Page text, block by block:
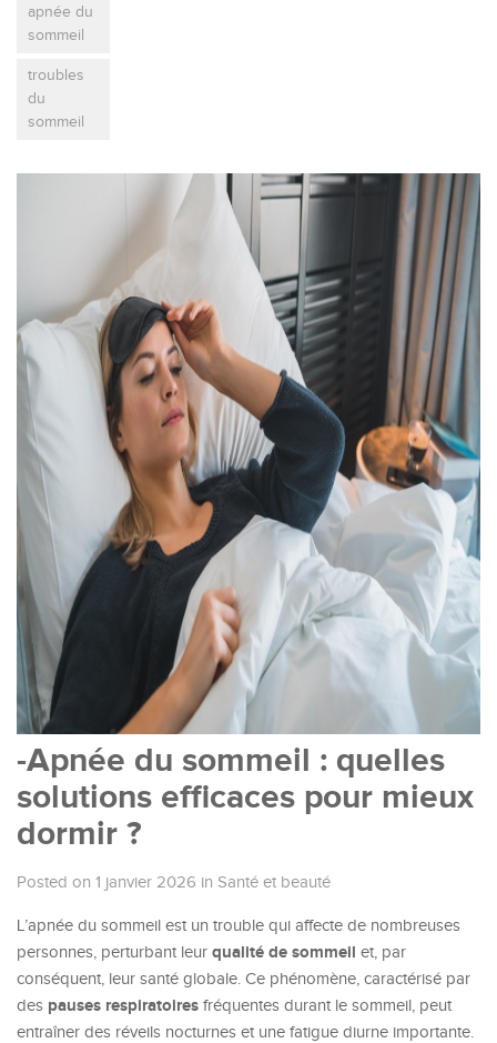
apnée du
sommeil
troubles
du
sommeil
-Apnée du sommeil : quelles
solutions efficaces pour mieux
dormir ?
Posted on 1 janvier 2026 in Santé et beauté
L’apnée du sommeil est un trouble qui affecte de nombreuses
personnes, perturbant leur qualité de sommeil et, par
conséquent, leur santé globale. Ce phénomène, caractérisé par
des pauses respiratoires fréquentes durant le sommeil, peut
entraîner des réveils nocturnes et une fatigue diurne importante.